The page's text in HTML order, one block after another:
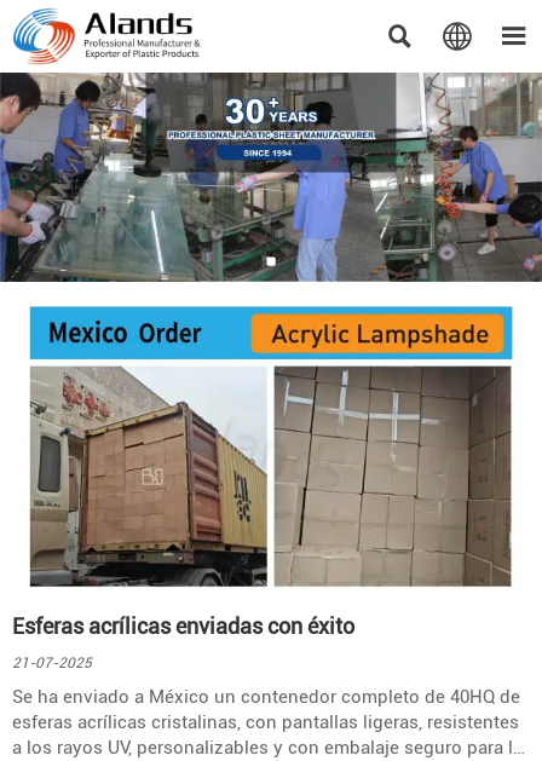
  
Esferas acrílicas enviadas con éxito
21-07-2025
Se ha enviado a México un contenedor completo de 40HQ de
esferas acrílicas cristalinas, con pantallas ligeras, resistentes
a los rayos UV, personalizables y con embalaje seguro para la